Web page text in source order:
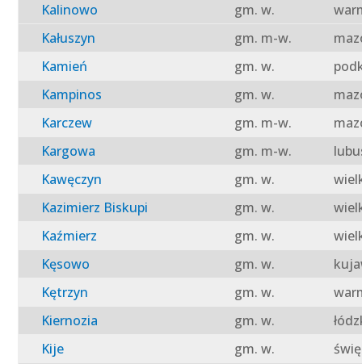
Kalinowo
gm. w.
Kałuszyn
gm. m-w.
Kamień
gm. w.
Kampinos
gm. w.
Karczew
gm. m-w.
Kargowa
gm. m-w.
Kawęczyn
gm. w.
Kazimierz Biskupi
gm. w.
Kaźmierz
gm. w.
Kęsowo
gm. w.
Kętrzyn
gm. w.
Kiernozia
gm. w.
Kije
gm. w.